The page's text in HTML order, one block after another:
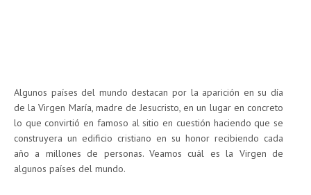
Algunos países del mundo destacan por la aparición en su día
de la Virgen María, madre de Jesucristo, en un lugar en concreto
lo que convirtió en famoso al sitio en cuestión haciendo que se
construyera un edificio cristiano en su honor recibiendo cada
año a millones de personas. Veamos cuál es la Virgen de
algunos países del mundo.